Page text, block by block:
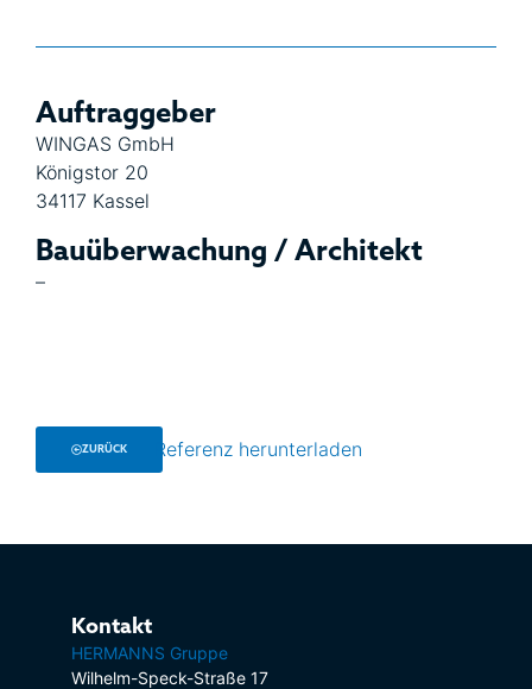
Auftraggeber
WINGAS GmbH
Königstor 20
34117 Kassel
Bauüberwachung / Architekt
–
ZURÜCK Referenz herunterladen
Kontakt
HERMANNS Gruppe
Wilhelm-Speck-Straße 17